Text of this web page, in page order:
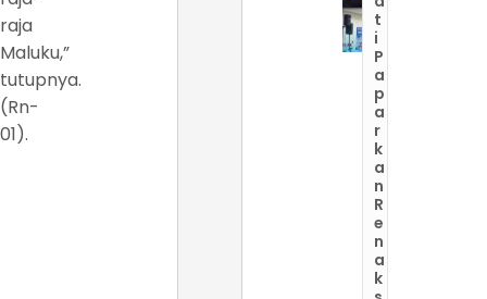
raja
Maluku,”
tutupnya.
(Rn-
01).
t
i
P
a
p
a
r
k
a
n
R
e
n
a
k